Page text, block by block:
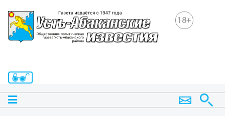
18+